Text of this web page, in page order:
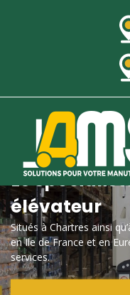
Le
élévateur
Situés à Chartres ainsi
en Ile de France et en
services.